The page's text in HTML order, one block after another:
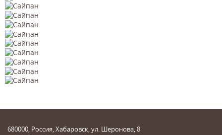
Новости
Контакты
680000, Россия, Хабаровск, ул. Шеронова, 8